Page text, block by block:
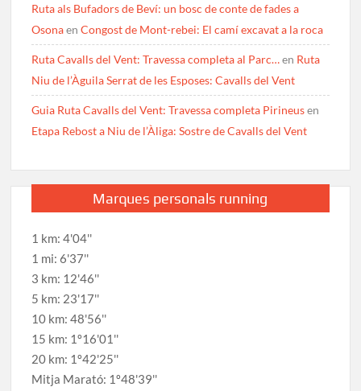
Ruta als Bufadors de Beví: un bosc de conte de fades a
OsonaenCongost de Mont-rebei: El camí excavat a la roca
Ruta Cavalls del Vent: Travessa completa al Parc…en Ruta
Niu de l’Àguila Serrat de les Esposes: Cavalls del Vent
Guia Ruta Cavalls del Vent: Travessa completa Pirineusen
Etapa Rebost a Niu de l’Àliga: Sostre de Cavalls del Vent
Marques personals running
1 km: 4'04''
1 mi: 6'37''
3 km: 12'46''
5 km: 23'17''
10 km: 48'56''
15 km: 1º16'01''
20 km: 1º42'25''
Mitja Marató: 1º48'39''